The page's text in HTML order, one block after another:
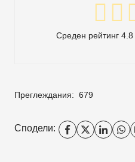
Среден рейтинг 4.8
Преглеждания: 679
Сподели: